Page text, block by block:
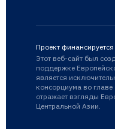
Проект
Этот веб-сайт был
поддержке
является
консорциума во
отражает взгляды
Центральной Азии.